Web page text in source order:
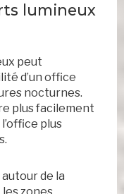
lumineux
peut
d’un office
nocturnes.
plus facilement
plus
de la